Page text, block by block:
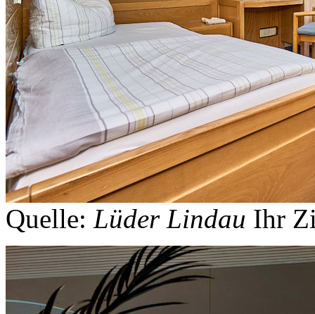
Quelle: Lüder Lindau Ihr